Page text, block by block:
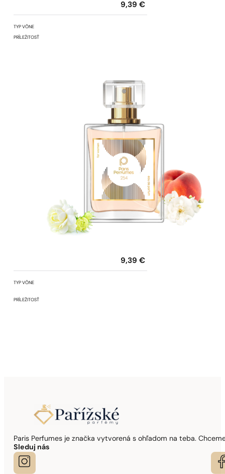
9,39 €
TYP VÔNE
PRÍLEŽITOSŤ
9,39 €
TYP VÔNE
PRÍLEŽITOSŤ
Paris Perfumes je značka vytvorená s ohľadom na teba.
Sleduj nás